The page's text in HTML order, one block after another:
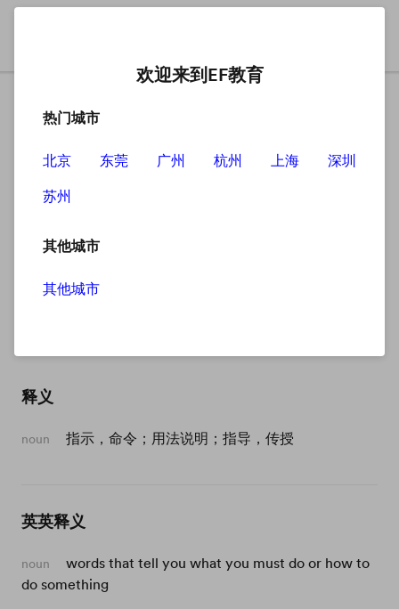
instruction
释义
noun 指示，命令；用法说明；指导，传授
英英释义
noun
words that tell you what you must do or how to
do something
欢迎来到EF教育
热门城市
北京 东莞 广州 杭州 上海
深圳
苏州
其他城市
其他城市